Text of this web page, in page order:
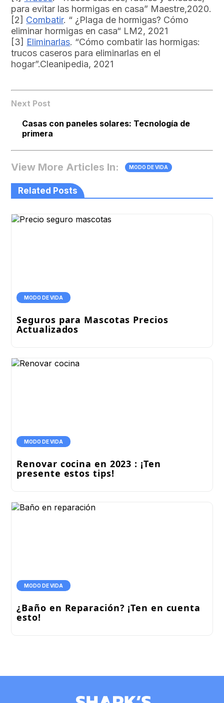
para evitar las hormigas en casa” Maestre,2020.
[2] Combatir. “ ¿Plaga de hormigas? Cómo
eliminar hormigas en casa“ LM2, 2021
[3] Eliminarlas. “Cómo combatir las hormigas:
trucos caseros para eliminarlas en el
hogar”.Cleanipedia, 2021
Next Post
Casas con paneles solares: Tecnología de
primera
View More Articles In: MODO DE VIDA
Related Posts
MODO DE VIDA
Seguros para Mascotas Precios
Actualizados
MODO DE VIDA
Renovar cocina en 2023 : ¡Ten
presente estos tips!
MODO DE VIDA
¿Baño en Reparación? ¡Ten en cuenta
esto!